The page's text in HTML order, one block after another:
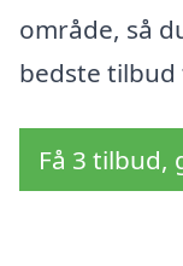
område, så
bedste
Få 3